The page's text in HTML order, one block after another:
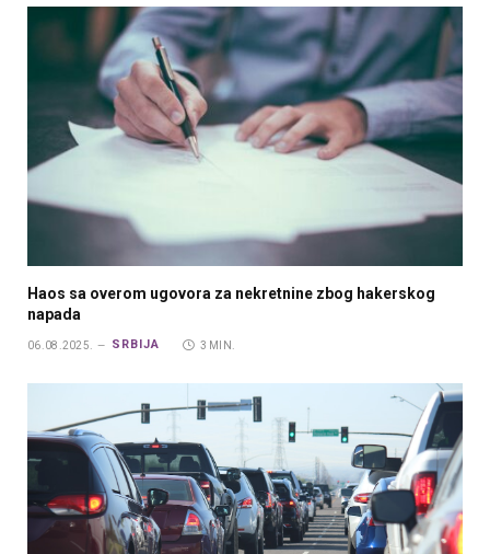
Haos sa overom ugovora za nekretnine zbog hakerskog
napada
06.08.2025. SRBIJA 3 MIN.